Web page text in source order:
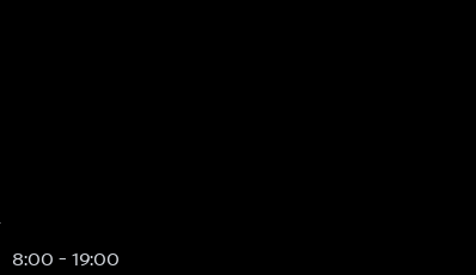
8:00 - 19:00